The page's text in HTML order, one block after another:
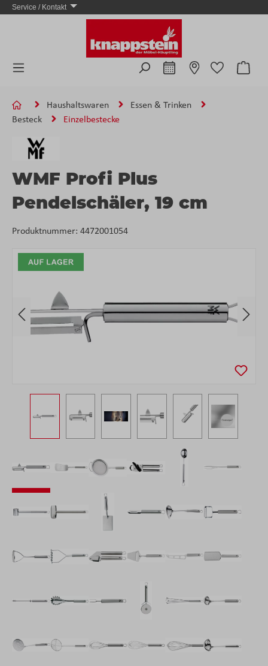
Zum Hauptinhalt springen
Service / Kontakt
Haushaltswaren
Essen & Trinken
Besteck
Einzelbestecke
Bildergalerie überspringen
WMF Profi Plus
Pendelschäler, 19 cm
Produktnummer: 4472001054